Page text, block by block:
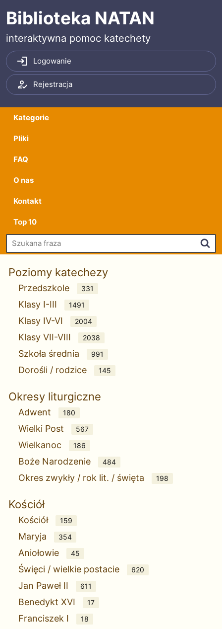
Przeskocz do treści
Przeskocz do menu
Biblioteka NATAN
interaktywna pomoc katechety
Logowanie
Rejestracja
Kategorie
Pliki
FAQ
O nas
Kontakt
Top 10
Poziomy katechezy
Przedszkole 331
Klasy I-III 1491
Klasy IV-VI 2004
Klasy VII-VIII 2038
Szkoła średnia 991
Dorośli / rodzice 145
Okresy liturgiczne
Adwent 180
Wielki Post 567
Wielkanoc 186
Boże Narodzenie 484
Okres zwykły / rok lit. / święta 198
Kościół
Kościół 159
Maryja 354
Aniołowie 45
Święci / wielkie postacie 620
Jan Paweł II 611
Benedykt XVI 17
Franciszek I 18